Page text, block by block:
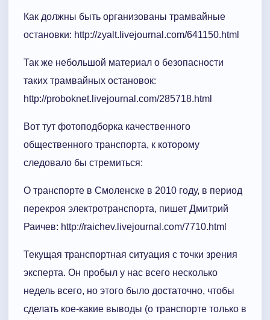
Как должны быть организованы трамвайные
остановки: http://zyalt.livejournal.com/641150.html
Так же небольшой материал о безопасности
таких трамвайных остановок:
http://proboknet.livejournal.com/285718.html
Вот тут фотоподборка качественного
общественного транспорта, к которому
следовало бы стремиться:
О транспорте в Смоленске в 2010 году, в период
перекроя электротранспорта, пишет Дмитрий
Раичев: http://raichev.livejournal.com/7710.html
Текущая транспортная ситуация с точки зрения
эксперта. Он пробыл у нас всего несколько
недель всего, но этого было достаточно, чтобы
сделать кое-какие выводы (о транспорте только в